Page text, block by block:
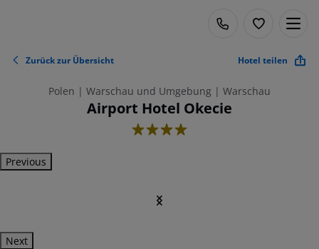
Zurück zur Übersicht Hotel teilen
Polen | Warschau und Umgebung | Warschau
Airport Hotel Okecie
4
Previous
Next